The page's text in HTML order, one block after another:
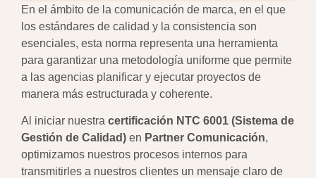
En el ámbito de la comunicación de marca, en el que
los estándares de calidad y la consistencia son
esenciales, esta norma representa una herramienta
para garantizar una metodología uniforme que permite
a las agencias planificar y ejecutar proyectos de
manera más estructurada y coherente.
Al iniciar nuestra certificación NTC 6001 (Sistema de
Gestión de Calidad) en Partner Comunicación,
optimizamos nuestros procesos internos para
transmitirles a nuestros clientes un mensaje claro de